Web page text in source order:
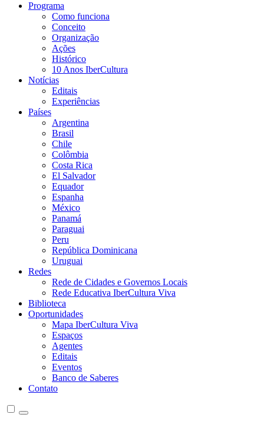
Programa
Como funciona
Conceito
Organização
Ações
Histórico
10 Anos IberCultura
Notícias
Editais
Experiências
Países
Argentina
Brasil
Chile
Colômbia
Costa Rica
El Salvador
Equador
Espanha
México
Panamá
Paraguai
Peru
República Dominicana
Uruguai
Redes
Rede de Cidades e Governos Locais
Rede Educativa IberCultura Viva
Biblioteca
Oportunidades
Mapa IberCultura Viva
Espaços
Agentes
Editais
Eventos
Banco de Saberes
Contato